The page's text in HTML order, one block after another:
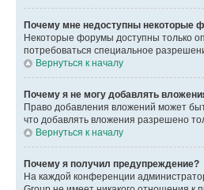
Почему мне недоступны некоторые
Некоторые форумы доступны только
потребоваться специальное
Вернуться к началу
Почему я не могу добавлять
Право добавления вложений может
что добавлять вложения разрешено
Вернуться к началу
Почему я получил предупреждение?
На каждой конференции